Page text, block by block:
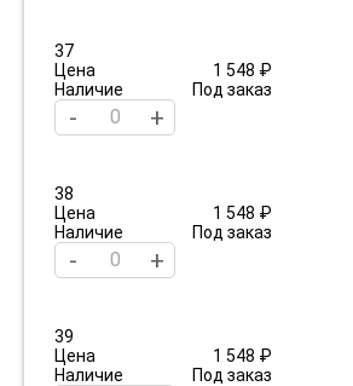
37
Цена
1 548 ₽
Наличие
Под заказ
- +
38
Цена
1 548 ₽
Наличие
Под заказ
- +
39
Цена
1 548 ₽
Наличие
Под заказ